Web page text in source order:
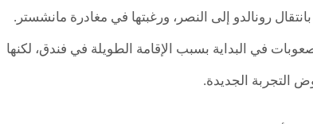
رونالدو إلى النصر، ورغبتها في مغادرة مانشستر.
في البداية بسبب الإقامة الطويلة في فندق، لكنها
التجربة الجديدة.